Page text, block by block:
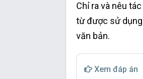
Chỉ ra và nêu
từ được sử
văn bản.
Xem đáp án